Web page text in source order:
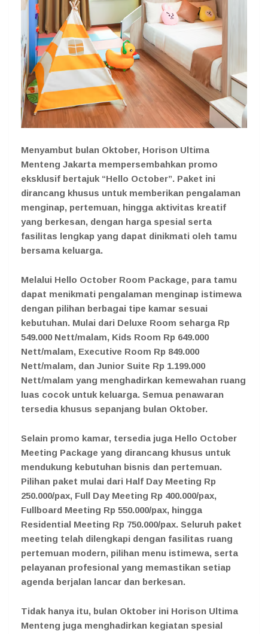
Menyambut bulan Oktober, Horison Ultima
Menteng Jakarta mempersembahkan promo
eksklusif bertajuk “Hello October”. Paket ini
dirancang khusus untuk memberikan pengalaman
menginap, pertemuan, hingga aktivitas kreatif
yang berkesan, dengan harga spesial serta
fasilitas lengkap yang dapat dinikmati oleh tamu
bersama keluarga.
Melalui Hello October Room Package, para tamu
dapat menikmati pengalaman menginap istimewa
dengan pilihan berbagai tipe kamar sesuai
kebutuhan. Mulai dari Deluxe Room seharga Rp
549.000 Nett/malam, Kids Room Rp 649.000
Nett/malam, Executive Room Rp 849.000
Nett/malam, dan Junior Suite Rp 1.199.000
Nett/malam yang menghadirkan kemewahan ruang
luas cocok untuk keluarga. Semua penawaran
tersedia khusus sepanjang bulan Oktober.
Selain promo kamar, tersedia juga Hello October
Meeting Package yang dirancang khusus untuk
mendukung kebutuhan bisnis dan pertemuan.
Pilihan paket mulai dari Half Day Meeting Rp
250.000/pax, Full Day Meeting Rp 400.000/pax,
Fullboard Meeting Rp 550.000/pax, hingga
Residential Meeting Rp 750.000/pax. Seluruh paket
meeting telah dilengkapi dengan fasilitas ruang
pertemuan modern, pilihan menu istimewa, serta
pelayanan profesional yang memastikan setiap
agenda berjalan lancar dan berkesan.
Tidak hanya itu, bulan Oktober ini Horison Ultima
Menteng juga menghadirkan kegiatan spesial